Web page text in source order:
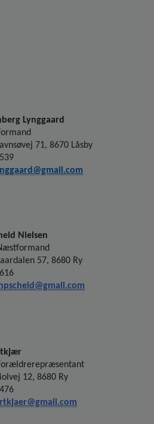
Lynggaard
71, 8670 Låsby
Nielsen
57, 8680 Ry
12, 8680 Ry